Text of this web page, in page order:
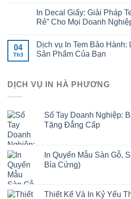
In Decal Giấy: Giải Pháp
Rẻ” Cho Mọi Doanh
04
Th3
Dịch vụ In Tem Bảo
Sản Phẩm Của Bạn
DỊCH VỤ IN HÀ PHƯƠNG
Sổ Tay Doanh Nghiệp:
Tặng Đẳng Cấp
In Quyển Mẫu Sàn Gỗ,
Bìa Cứng)
Thiết Kế Và In Kỷ Yếu